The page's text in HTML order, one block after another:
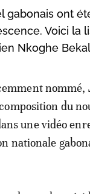
ont
Voici la
Nkoghe
nommé,
du
une vidéo
nationale